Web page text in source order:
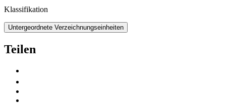
Klassifikation
Untergeordnete Verzeichnungseinheiten
Teilen